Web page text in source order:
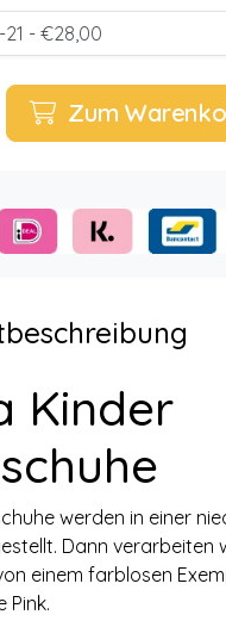
Zum
Kinder
werden in einer
Dann verarbeiten
einem farblosen
Pink.